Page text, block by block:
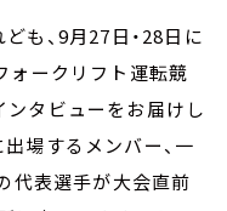
も、9月27日・28日に
ォークリフト運転競
ンタビューをお届けし
場するメンバー、一
代表選手が大会直前